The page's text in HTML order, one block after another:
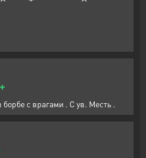
+
с врагами . С ув. Месть .